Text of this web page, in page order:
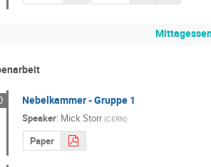
Nebelkammer - Gruppe 1
Speaker: Mick Storr (CERN)
Paper